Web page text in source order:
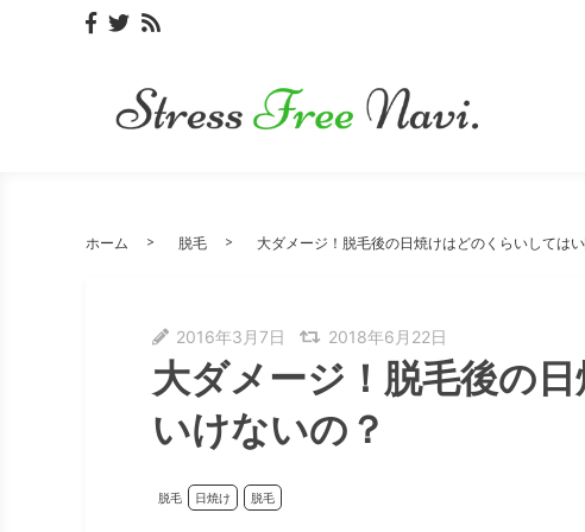
ホーム 脱毛 大ダメージ！脱毛後の日焼けはどのくらいしては
2016年3月7日 2018年6月22日
大ダメージ！脱毛後の
いけないの？
脱毛 日焼け 脱毛